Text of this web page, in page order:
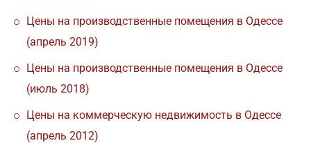
Цены на производственные помещения в Одессе
(апрель 2019)
Цены на производственные помещения в Одессе
(июль 2018)
Цены на коммерческую недвижимость в Одессе
(апрель 2012)